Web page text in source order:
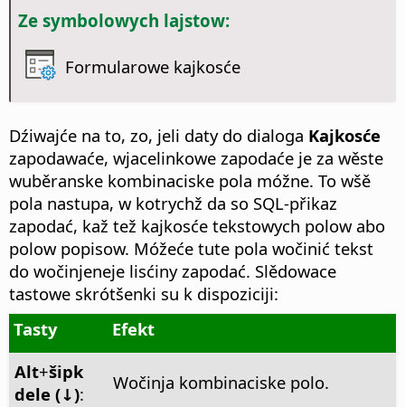
Ze symbolowych lajstow:
Formularowe kajkosće
Dźiwajće na to, zo, jeli daty do dialoga Kajkosće
zapodawaće, wjacelinkowe zapodaće je za wěste
wuběranske kombinaciske pola móžne. To wšě
pola nastupa, w kotrychž da so SQL-přikaz
zapodać, kaž tež kajkosće tekstowych polow abo
polow popisow. Móžeće tute pola wočinić tekst
do wočinjeneje lisćiny zapodać. Slědowace
tastowe skrótšenki su k dispoziciji:
Tasty
Efekt
Alt+šipk
dele (↓):
Wočinja kombinaciske polo.